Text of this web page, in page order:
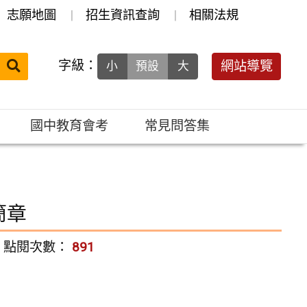
志願地圖 招生資訊查詢 相關法規
送出 字級： 小 預設 大 網站導覽
國中教育會考 常見問答集
章
點閱次數： 891